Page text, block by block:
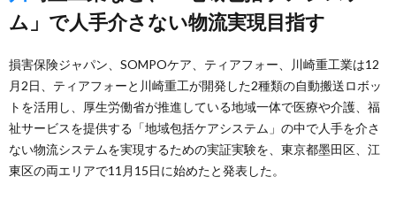
ム」で人手介さない物流実現目指す
損害保険ジャパン、SOMPOケア、ティアフォー、川崎重工業は12
月2日、ティアフォーと川崎重工が開発した2種類の自動搬送ロボッ
トを活用し、厚生労働省が推進している地域一体で医療や介護、福
祉サービスを提供する「地域包括ケアシステム」の中で人手を介さ
ない物流システムを実現するための実証実験を、東京都墨田区、江
東区の両エリアで11月15日に始めたと発表した。